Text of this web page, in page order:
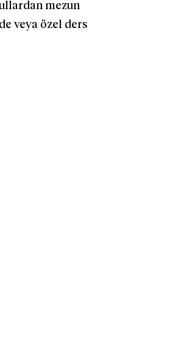
mezun
veya özel ders